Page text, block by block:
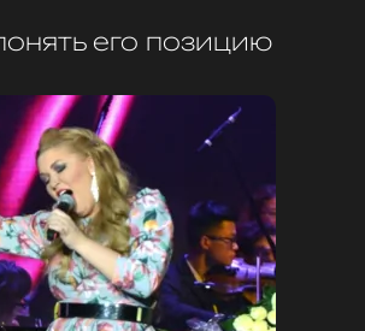
его позицию